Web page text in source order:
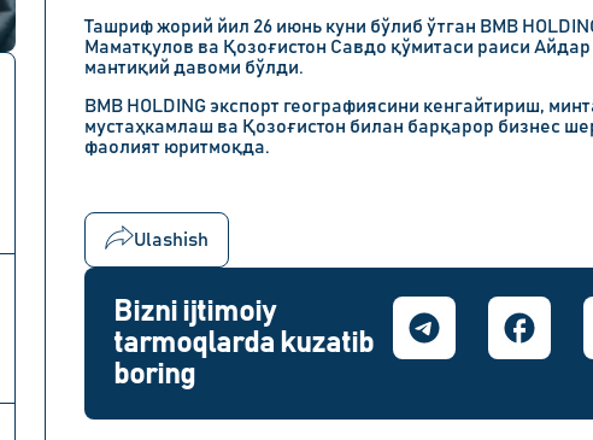
Ташриф жорий йил 26 июнь куни бўлиб ўтган BMB
Маматқулов ва Қозоғистон Савдо қўмитаси раиси
мантиқий давоми бўлди.
BMB HOLDING экспорт географиясини кенгайтириш,
мустаҳкамлаш ва Қозоғистон билан барқарор бизнес
фаолият юритмоқда.
Ulashish
Bizni ijtimoiy
tarmoqlarda kuzatib
boring